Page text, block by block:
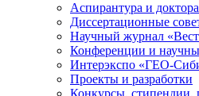
Аспирантура и
Диссертационные
Научный журнал
Конференции и
Интерэкспо «ГЕО-
Проекты и разработки
Конкурсы, стипендии,